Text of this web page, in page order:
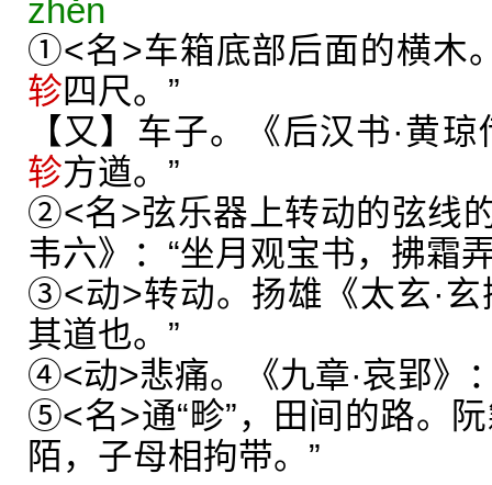
zhěn
①<名>车箱底部后面的横木
轸四尺。”
【又】车子。《后汉书·黄
轸方遒。”
②<名>弦乐器上转动的弦线
韦六》：“坐月观宝书，拂霜
③<动>转动。扬雄《太玄·玄
其道也。”
④<动>悲痛。《九章·哀郢》
⑤<名>通“畛”，田间的路。
陌，子母相拘带。”